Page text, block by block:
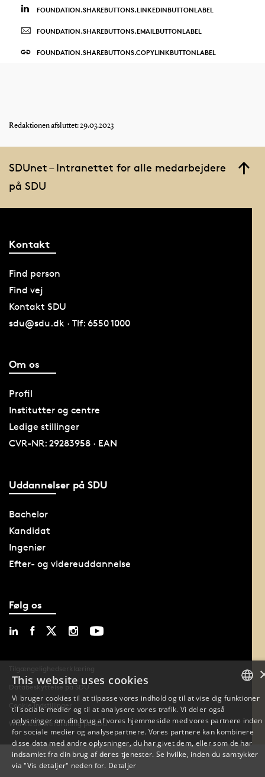
FOUNDATION.SHAREBUTTONS.LINKEDINBUTTONLABEL
FOUNDATION.SHAREBUTTONS.EMAILBUTTONLABEL
FOUNDATION.SHAREBUTTONS.COPYLINKBUTTONLABEL
Redaktionen afsluttet: 29.03.2023
SDUnet – Intranettet for alle medarbejdere
på SDU
Kontakt
Find person
Find vej
Kontakt SDU
sdu@sdu.dk · Tlf: 6550 1000
Om os
Profil
Institutter og centre
Ledige stillinger
CVR-NR: 29283958 · EAN
Uddannelser på SDU
Bachelor
Kandidat
Ingeniør
Efter- og videreuddannelse
Følg os
Tilgængelighedserklæring
Databeskyttelse på SDU
Cookie indstillinger
Whistleblowerordning på SDU
DANISH
This website uses cookies
Vi bruger cookies til at tilpasse vores indhold og til at vise dig funktioner
til sociale medier og til at analysere vores trafik. Vi deler også
oplysninger om din brug af vores hjemmeside med vores partnere inden
for sociale medier og analysepartnere. Vores partnere kan kombinere
disse data med andre oplysninger, du har givet dem, eller som de har
indsamlet fra din brug af deres tjenester. Se hvilke, inden du samtykker
via "Vis detaljer" neden for. Detaljer